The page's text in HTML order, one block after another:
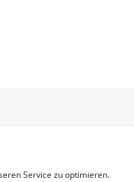
Service zu optimieren.